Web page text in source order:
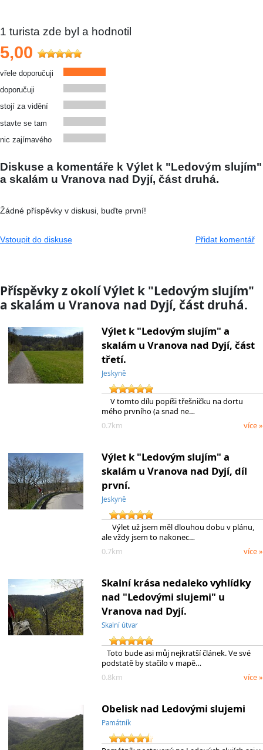
1 turista zde byl a hodnotil
5,00
vřele doporučuji
doporučuji
stojí za vidění
stavte se tam
nic zajímavého
Diskuse a komentáře k Výlet k "Ledovým slujím"
a skalám u Vranova nad Dyjí, část druhá.
Žádné příspěvky v diskusi, buďte první!
Vstoupit do diskuse Přidat komentář
Příspěvky z okolí Výlet k "Ledovým slujím"
a skalám u Vranova nad Dyjí, část druhá.
Výlet k "Ledovým slujím" a
skalám u Vranova nad Dyjí, část
třetí.
Jeskyně
V tomto dílu popíši třešničku na dortu
mého prvního (a snad ne…
0.7km
více »
Výlet k "Ledovým slujím" a
skalám u Vranova nad Dyjí, díl
první.
Jeskyně
Výlet už jsem měl dlouhou dobu v plánu,
ale vždy jsem to nakonec…
0.7km
více »
Skalní krása nedaleko vyhlídky
nad "Ledovými slujemi" u
Vranova nad Dyjí.
Skalní útvar
Toto bude asi můj nejkratší článek. Ve své
podstatě by stačilo v mapě…
0.8km
více »
Obelisk nad Ledovými slujemi
Památník